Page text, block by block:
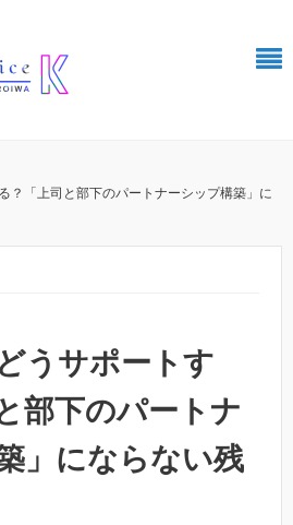
？「上司と部下のパートナーシップ構築」に
うサポートす
部下のパートナ
」にならない残